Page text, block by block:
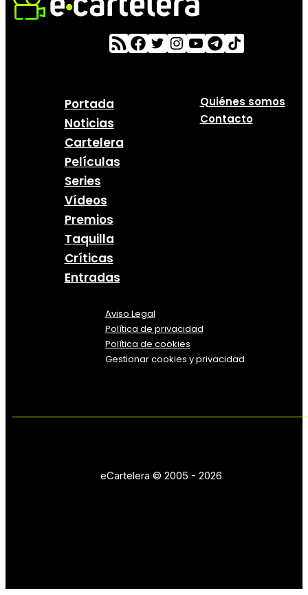
Portada
Noticias
Cartelera
Películas
Series
Vídeos
Premios
Taquilla
Críticas
Entradas
Quiénes somos
Contacto
Aviso Legal
Política de privacidad
Política de cookies
Gestionar cookies y privacidad
eCartelera © 2005 - 2026